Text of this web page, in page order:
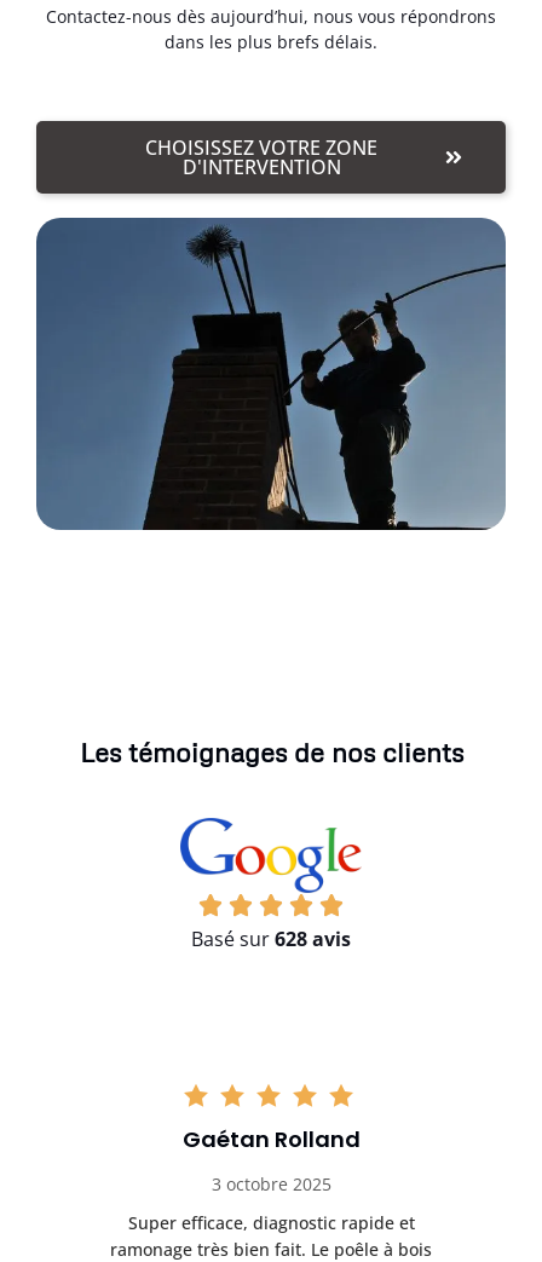
Contactez-nous dès aujourd’hui, nous vous répondrons
dans les plus brefs délais.
CHOISISSEZ VOTRE ZONE
D'INTERVENTION
Les témoignages de nos clients
Basé sur628 avis
Gaétan Rolland
3 octobre 2025
Super efficace, diagnostic rapide et
ramonage très bien fait. Le poêle à bois